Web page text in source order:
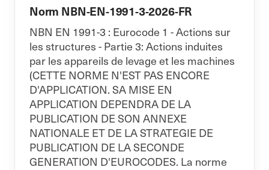
Norm NBN-EN-1991-3-2026-FR
NBN EN 1991-3 : Eurocode 1 - Actions sur
les structures - Partie 3: Actions induites
par les appareils de levage et les machines
(CETTE NORME N'EST PAS ENCORE
D'APPLICATION. SA MISE EN
APPLICATION DEPENDRA DE LA
PUBLICATION DE SON ANNEXE
NATIONALE ET DE LA STRATEGIE DE
PUBLICATION DE LA SECONDE
GENERATION D'EUROCODES. La norme